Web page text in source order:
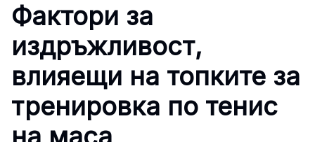
Фактори за
издръжливост,
влияещи на топките за
тренировка по тенис